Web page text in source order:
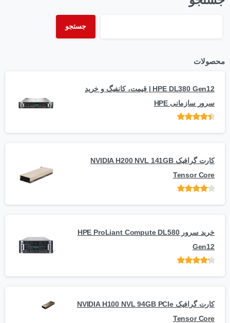
جستجو
محصولات
HPE DL380 Gen12 | قیمت، کانفیگ و خرید
سرور سازمانی HPE
کارت گرافیک NVIDIA H200 NVL 141GB
Tensor Core
5
خرید سرور HPE ProLiant Compute DL580
Gen12
کارت گرافیک NVIDIA H100 NVL 94GB PCIe
Tensor Core